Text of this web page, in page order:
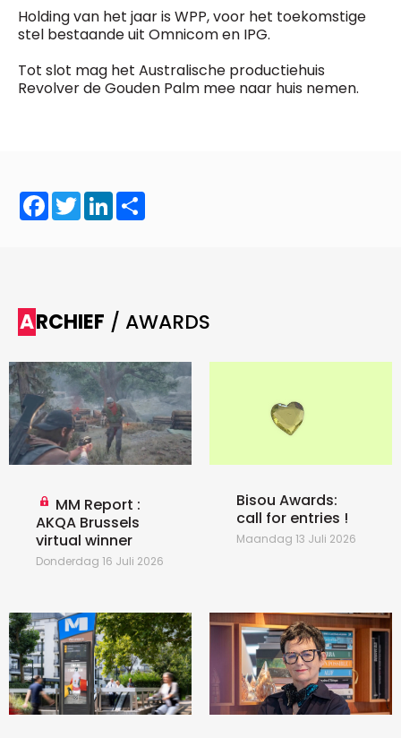
Holding van het jaar is WPP, voor het toekomstige
stel bestaande uit Omnicom en IPG.
Tot slot mag het Australische productiehuis
Revolver de Gouden Palm mee naar huis nemen.
Facebook
TwitterLinkedIn
ARCHIEF / AWARDS
MM Report :
AKQA Brussels
virtual winner
Donderdag 16 Juli 2026
Bisou Awards:
call for entries !
Maandag 13 Juli 2026